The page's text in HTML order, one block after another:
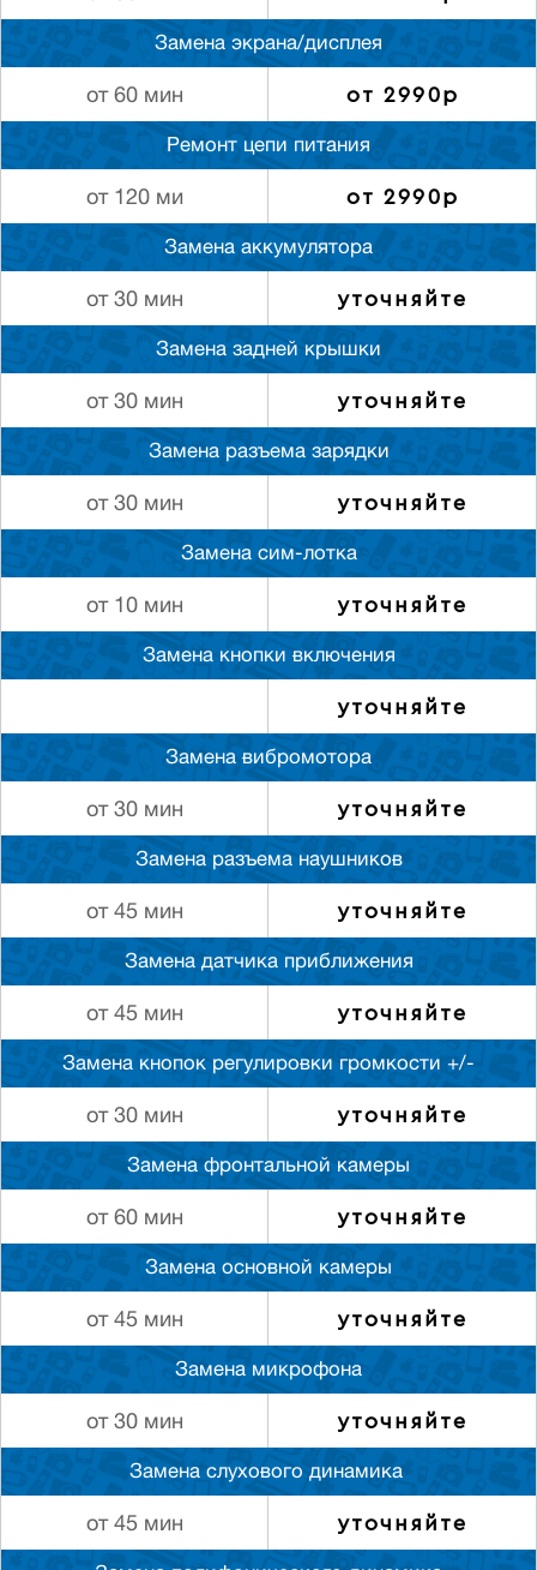
Замена экрана/дисплея
от 60 мин от 2990р
Ремонт цепи питания
от 120 ми от 2990р
Замена аккумулятора
от 30 мин уточняйте
Замена задней крышки
от 30 мин уточняйте
Замена разъема зарядки
от 30 мин уточняйте
Замена сим-лотка
от 10 мин уточняйте
Замена кнопки включения
уточняйте
Замена вибромотора
от 30 мин уточняйте
Замена разъема наушников
от 45 мин уточняйте
Замена датчика приближения
от 45 мин уточняйте
Замена кнопок регулировки громкости +/-
от 30 мин уточняйте
Замена фронтальной камеры
от 60 мин уточняйте
Замена основной камеры
от 45 мин уточняйте
Замена микрофона
от 30 мин уточняйте
Замена слуxового динамика
от 45 мин уточняйте